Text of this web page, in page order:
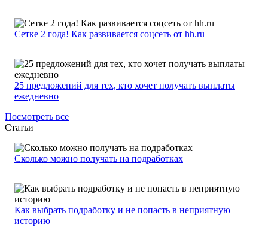
Сетке 2 года! Как развивается соцсеть от hh.ru
25 предложений для тех, кто хочет получать выплаты
ежедневно
Посмотреть все
Статьи
Сколько можно получать на подработках
Как выбрать подработку и не попасть в неприятную
историю